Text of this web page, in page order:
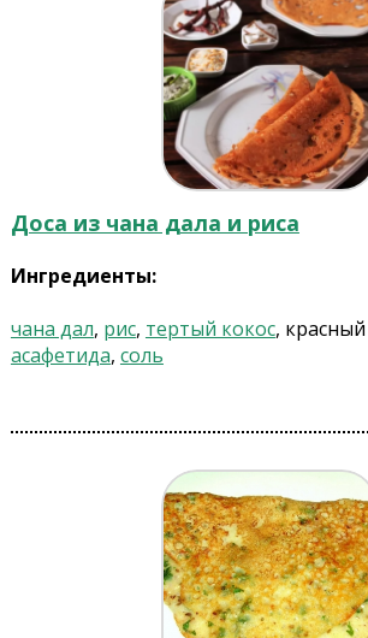
Доса из чана дала и риса
Ингредиенты:
чана дал, рис, тертый кокос,
асафетида, соль